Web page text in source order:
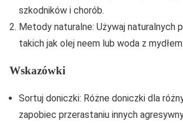
szkodników i chorób.
Metody naturalne: Używaj naturalnych
takich jak olej neem lub woda z mydłem.
Wskazówki
Sortuj doniczki: Różne doniczki dla
zapobiec przerastaniu innych